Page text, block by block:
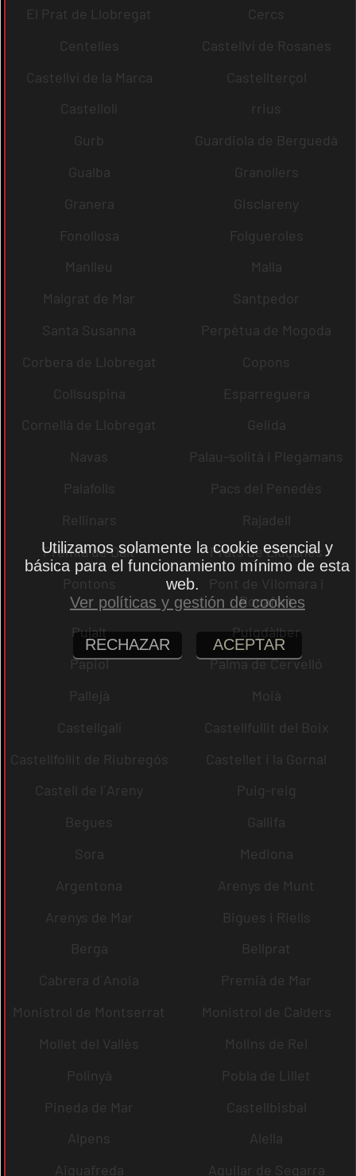
El Prat de Llobregat
Cercs
Centelles
Castellví de Rosanes
Castellví de la Marca
Castellterçol
Castellolí
rrius
Gurb
Guardiola de Berguedà
Gualba
Granollers
Granera
Gisclareny
Fonollosa
Folgueroles
Manlleu
Malla
Malgrat de Mar
Santpedor
Santa Susanna
Perpètua de Mogoda
Corbera de Llobregat
Copons
Collsuspina
Esparreguera
Cornellà de Llobregat
Gelida
Navas
Palau-solità i Plegamans
Palafolls
Pacs del Penedès
Rellinars
Rajadell
Premià de Dalt
Prats de Lluçanès
Pontons
Pont de Vilomara i
Rocafort
Pujalt
Puigdàlber
Papiol
Palma de Cervelló
Pallejà
Moià
Castellgalí
Castellfullit del Boix
Castellfollit de Riubregós
Castellet i la Gornal
Castell de l´Areny
Puig-reig
Begues
Gallifa
Sora
Mediona
Argentona
Arenys de Munt
Arenys de Mar
Bigues i Riells
Berga
Bellprat
Cabrera d´Anoia
Premià de Mar
Monistrol de Montserrat
Monistrol de Calders
Mollet del Vallès
Molins de Rei
Polinyà
Pobla de Lillet
Pineda de Mar
Castellbisbal
Alpens
Alella
Aiguafreda
Aguilar de Segarra
Utilizamos solamente la cookie esencial y
básica para el funcionamiento mínimo de esta
web.
Ver políticas y gestión de cookies
RECHAZAR ACEPTAR